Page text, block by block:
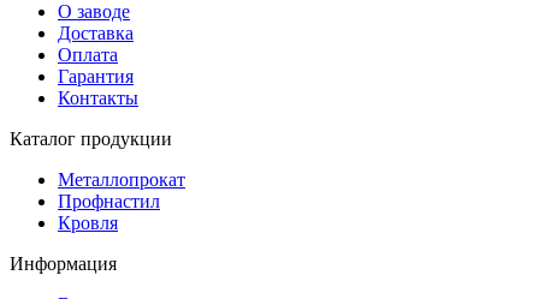
О заводе
Доставка
Оплата
Гарантия
Контакты
Каталог продукции
Металлопрокат
Профнастил
Кровля
Информация